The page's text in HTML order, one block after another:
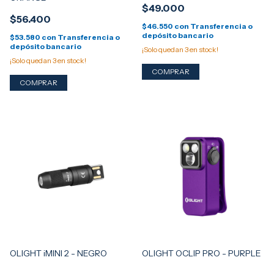
$56.400
$53.580 con Transferencia o
depósito bancario
¡Solo quedan 3en stock!
$49.000
$46.550 con Transferencia o
depósito bancario
¡Solo quedan 3en stock!
OLIGHT iMINI 2 - NEGRO OLIGHT OCLIP PRO - PURPLE